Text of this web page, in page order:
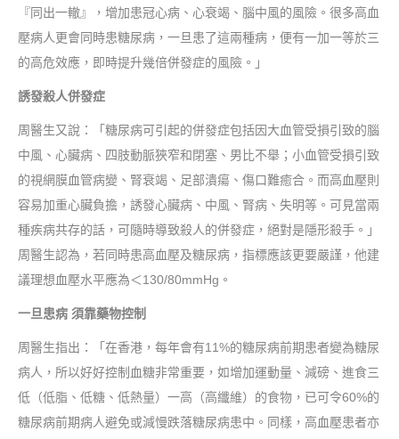
『同出一轍』，增加患冠心病、心衰竭、腦中風的風險。很多高血
壓病人更會同時患糖尿病，一旦患了這兩種病，便有一加一等於三
的高危效應，即時提升幾倍併發症的風險。」
誘發殺人併發症
周醫生又說：「糖尿病可引起的併發症包括因大血管受損引致的腦
中風、心臟病、四肢動脈狹窄和閉塞、男比不舉；小血管受損引致
的視網膜血管病變、腎衰竭、足部潰瘍、傷口難癒合。而高血壓則
容易加重心臟負擔，誘發心臟病、中風、腎病、失明等。可見當兩
種疾病共存的話，可隨時導致殺人的併發症，絕對是隱形殺手。」
周醫生認為，若同時患高血壓及糖尿病，指標應該更要嚴謹，他建
議理想血壓水平應為＜130/80mmHg。
一旦患病 須靠藥物控制
周醫生指出：「在香港，每年會有11%的糖尿病前期患者變為糖尿
病人，所以好好控制血糖非常重要，如增加運動量、減磅、進食三
低（低脂、低糖、低熱量）一高（高纖維）的食物，已可令60%的
糖尿病前期病人避免或減慢跌落糖尿病患中。同樣，高血壓患者亦